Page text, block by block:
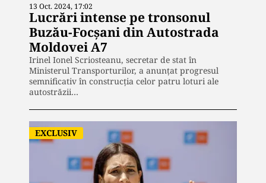
13 Oct. 2024, 17:02
Lucrări intense pe tronsonul
Buzău-Focșani din Autostrada
Moldovei A7
Irinel Ionel Scriosteanu, secretar de stat în
Ministerul Transporturilor, a anunțat progresul
semnificativ în construcția celor patru loturi ale
autostrăzii…
EXCLUSIV